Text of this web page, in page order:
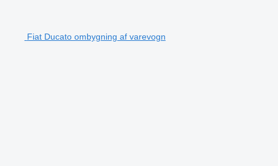
Fiat Ducato ombygning af varevogn